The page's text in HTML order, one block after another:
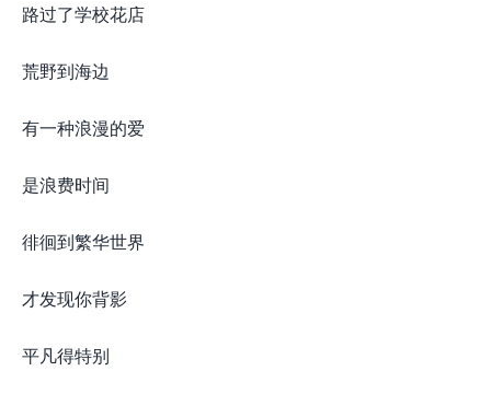
路过了学校花店
荒野到海边
有一种浪漫的爱
是浪费时间
徘徊到繁华世界
才发现你背影
平凡得特别